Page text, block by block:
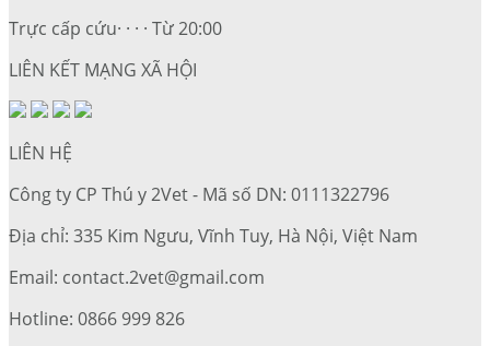
Trực cấp cứu· · · · Từ 20:00
LIÊN KẾT MẠNG XÃ HỘI
LIÊN HỆ
Công ty CP Thú y 2Vet - Mã số DN: 0111322796
Địa chỉ: 335 Kim Ngưu, Vĩnh Tuy, Hà Nội, Việt Nam
Email: contact.2vet@gmail.com
Hotline: 0866 999 826